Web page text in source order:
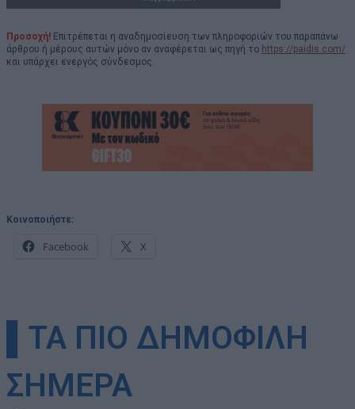
Προσοχή! Επιτρέπεται η αναδημοσίευση των πληροφοριών του παραπάνω
άρθρου ή μέρους αυτών μόνο αν αναφέρεται ως πηγή το https://paidis.com/
και υπάρχει ενεργός σύνδεσμος.
Κοινοποιήστε:
Facebook X
▌ΤΑ ΠΙΟ ΔΗΜΟΦΙΛΗ
ΣΗΜΕΡΑ